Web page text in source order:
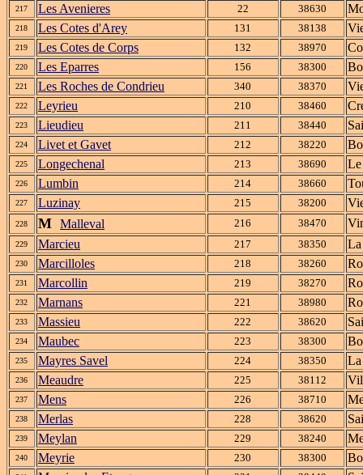
217 Les Avenieres 22 38630
218 Les Cotes d'Arey 131 38138
219 Les Cotes de Corps 132 38970
220 Les Eparres 156 38300
221 Les Roches de Condrieu 340 38370
222 Leyrieu 210 38460
223 Lieudieu 211 38440
224 Livet et Gavet 212 38220
225 Longechenal 213 38690 Le
226 Lumbin 214 38660
227 Luzinay 215 38200
228 M Malleval 216 38470
229 Marcieu 217 38350
230 Marcilloles 218 38260
231 Marcollin 219 38270
232 Marnans 221 38980
233 Massieu 222 38620
234 Maubec 223 38300
235 Mayres Savel 224 38350
236 Meaudre 225 38112
237 Mens 226 38710
238 Merlas 228 38620
239 Meylan 229 38240
240 Meyrie 230 38300